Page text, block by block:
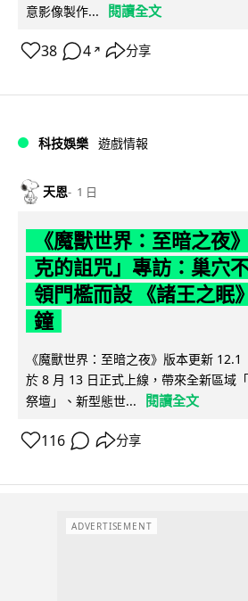
意影像製作...
閱讀全文
38 4 ↗ 分享
科技娛樂 遊戲情報
天恩 1 日
《魔獸世界：至暗之夜
克的詛咒」專訪：巢穴
領門檻而設 《諸王之眠
鐘
《魔獸世界：至暗之夜》版本更新
於 8 月 13 日正式上線，帶來全新區域
祭壇」、新型態世...
閱讀全文
116 分享
ADVERTISEMENT